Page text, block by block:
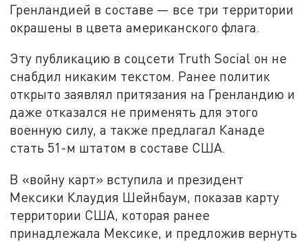
Гренландией в составе — все три территории
окрашены в цвета американского флага.
Эту публикацию в соцсети Truth Social он не
снабдил никаким текстом. Ранее политик
открыто заявлял притязания на Гренландию и
даже отказался не применять для этого
военную силу, а также предлагал Канаде
стать 51-м штатом в составе США.
В «войну карт» вступила и президент
Мексики Клаудия Шейнбаум, показав карту
территории США, которая ранее
принадлежала Мексике, и предложив вернуть